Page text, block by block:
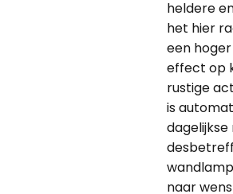
heldere
het hier
een
effect op
rustige
is
naar